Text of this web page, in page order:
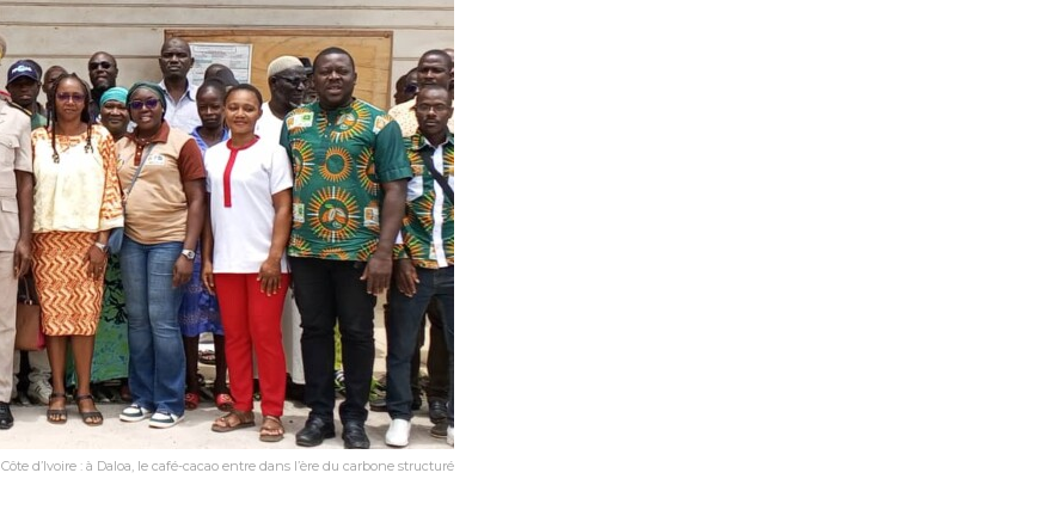
Côte d’Ivoire : à Daloa, le café-cacao entre dans l’ère du carbone structuré